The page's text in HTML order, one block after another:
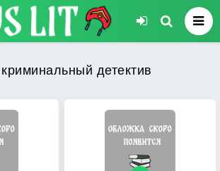
детектив